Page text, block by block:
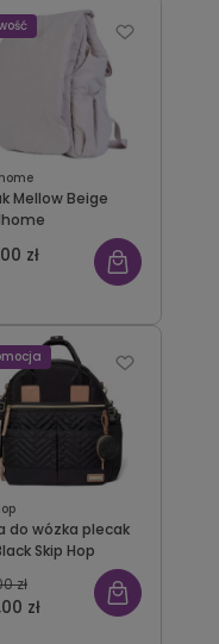
Mellow Beige
zł
do wózka plecak
6w1 Black Skip Hop
zł
zł